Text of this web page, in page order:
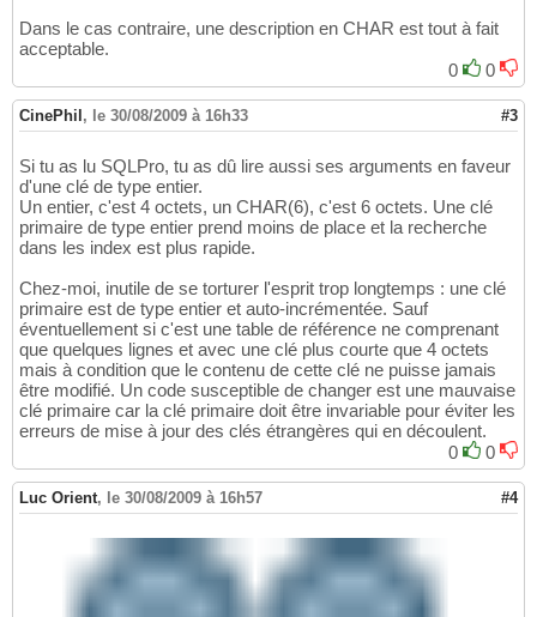
Dans le cas contraire, une description en CHAR est tout à fait
acceptable.
0
0
CinePhil , le 30/08/2009 à 16h33 #3
Si tu as lu SQLPro, tu as dû lire aussi ses arguments en faveur
d'une clé de type entier.
Un entier, c'est 4 octets, un CHAR(6), c'est 6 octets. Une clé
primaire de type entier prend moins de place et la recherche
dans les index est plus rapide.
Chez-moi, inutile de se torturer l'esprit trop longtemps : une clé
primaire est de type entier et auto-incrémentée. Sauf
éventuellement si c'est une table de référence ne comprenant
que quelques lignes et avec une clé plus courte que 4 octets
mais à condition que le contenu de cette clé ne puisse jamais
être modifié. Un code susceptible de changer est une mauvaise
clé primaire car la clé primaire doit être invariable pour éviter les
erreurs de mise à jour des clés étrangères qui en découlent.
0
0
Luc Orient, le 30/08/2009 à 16h57 #4